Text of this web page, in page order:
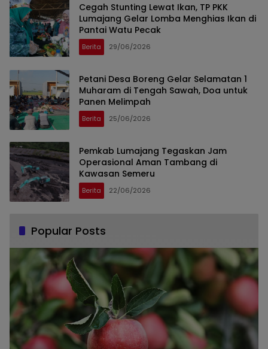
Cegah Stunting Lewat Ikan, TP PKK
Lumajang Gelar Lomba Menghias Ikan di
Pantai Watu Pecak
Berita 29/06/2026
Petani Desa Boreng Gelar Selamatan 1
Muharam di Tengah Sawah, Doa untuk
Panen Melimpah
Berita 25/06/2026
Pemkab Lumajang Tegaskan Jam
Operasional Aman Tambang di
Kawasan Semeru
Berita 22/06/2026
Popular Posts